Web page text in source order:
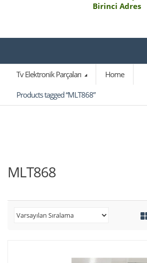
Birinci Adres
Tv Elektronik Parçaları
Home
Products tagged “MLT868”
MLT868